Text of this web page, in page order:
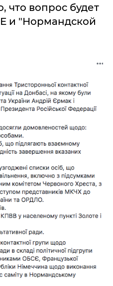
что вопрос будет
и "Нормандской